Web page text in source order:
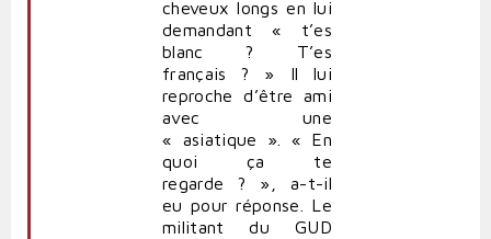
cheveux longs en lui
demandant « t’es
blanc ? T’es
français ? » Il lui
reproche d’être ami
avec une
« asiatique ». « En
quoi ça te
regarde ? », a-t-il
eu pour réponse. Le
militant du GUD